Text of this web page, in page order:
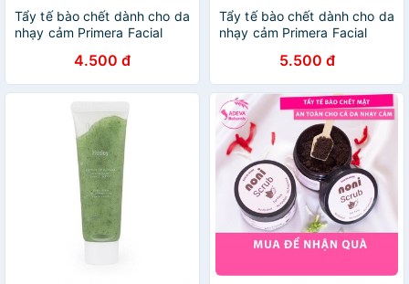
Tẩy tế bào chết dành cho da
nhạy cảm Primera Facial
4.500 đ
Tẩy tế bào chết dành cho da
nhạy cảm Primera Facial
5.500 đ